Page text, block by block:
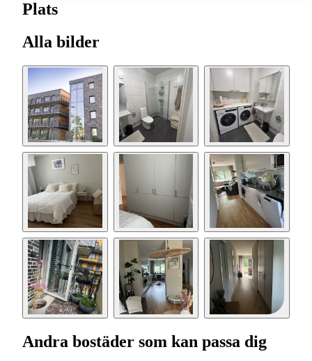
Plats
Alla bilder
Andra bostäder som kan passa dig